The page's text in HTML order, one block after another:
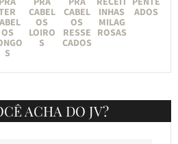
OS
S
CABEL
OS
LOIRO
S
CABEL
OS
RESSE
CADOS
INHAS
MILAG
ROSAS
ADOS
ACHA DO JV?